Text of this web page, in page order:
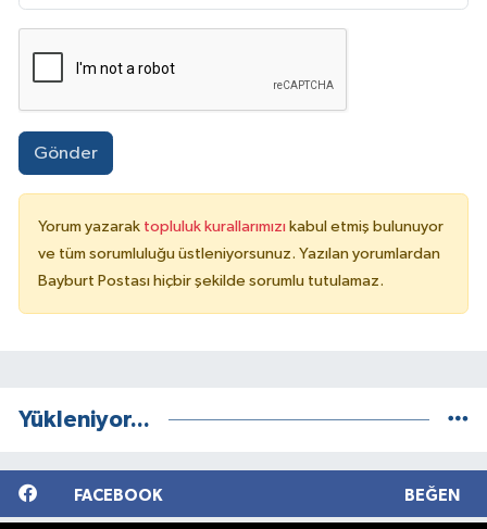
Gönder
Yorum yazarak topluluk kurallarımızı kabul etmiş bulunuyor
ve tüm sorumluluğu üstleniyorsunuz. Yazılan yorumlardan
Bayburt Postası hiçbir şekilde sorumlu tutulamaz.
Yükleniyor...
FACEBOOK BEĞEN